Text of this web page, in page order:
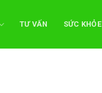
TƯ VẤN SỨC KHỎE